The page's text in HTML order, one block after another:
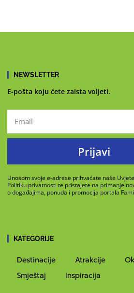
NEWSLETTER
E-pošta koju ćete zaista voljeti.
Prijavi
Unosom svoje e-adrese prihvaćate naše
Politiku privatnosti te pristajete na primanje
o događajima, ponuda i promocija portala
KATEGORIJE
Destinacije Atrakcije
Smještaj
Inspiracija